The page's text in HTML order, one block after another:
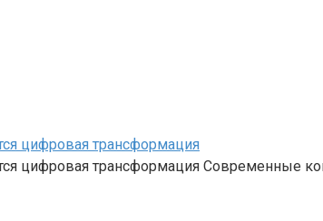
цифровая трансформация
цифровая трансформация Современные